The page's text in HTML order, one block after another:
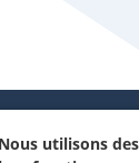
utilisons